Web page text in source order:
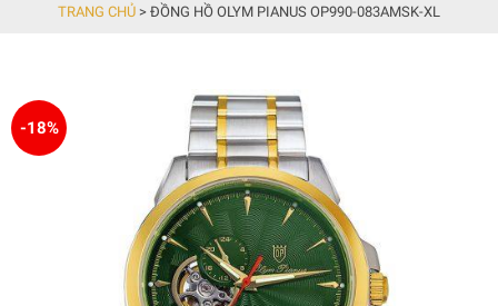
TRANG CHỦ > ĐỒNG HỒ OLYM PIANUS OP990-083AMSK-XL
-18%